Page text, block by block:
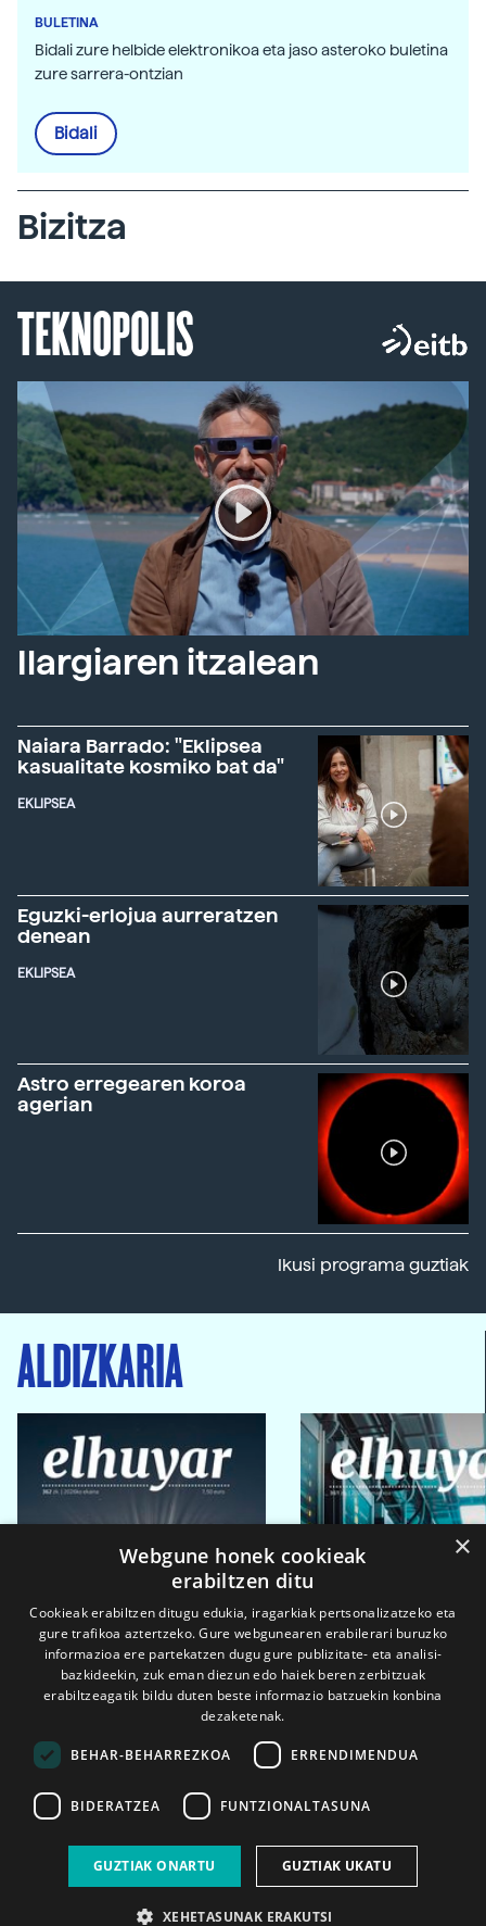
BULETINA
Bidali zure helbide elektronikoa eta jaso asteroko buletina
zure sarrera-ontzian
Bidali
Bizitza
TEKNOPOLIS
Ilargiaren itzalean
Naiara Barrado: "Eklipsea
kasualitate kosmiko bat da"
EKLIPSEA
Eguzki-erlojua aurreratzen
denean
EKLIPSEA
Astro erregearen koroa
agerian
Ikusi programa guztiak
ALDIZKARIA
2026ko eka. 1a 2026ko mar. 1a
×
Webgune honek cookieak
erabiltzen ditu
Cookieak erabiltzen ditugu edukia, iragarkiak pertsonalizatzeko eta
gure trafikoa aztertzeko. Gure webgunearen erabilerari buruzko
informazioa ere partekatzen dugu gure publizitate- eta analisi-
bazkideekin, zuk eman diezun edo haiek beren zerbitzuak
erabiltzeagatik bildu duten beste informazio batzuekin konbina
dezaketenak.
BEHAR-BEHARREZKOA ERRENDIMENDUA
BIDERATZEA FUNTZIONALTASUNA
GUZTIAK ONARTU GUZTIAK UKATU
XEHETASUNAK ERAKUTSI